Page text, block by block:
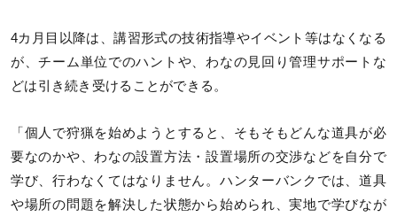
4カ月目以降は、講習形式の技術指導やイベント等はなくなる
が、チーム単位でのハントや、わなの見回り管理サポートな
どは引き続き受けることができる。
「個人で狩猟を始めようとすると、そもそもどんな道具が必
要なのかや、わなの設置方法・設置場所の交渉などを自分で
学び、行わなくてはなりません。ハンターバンクでは、道具
や場所の問題を解決した状態から始められ、実地で学びなが